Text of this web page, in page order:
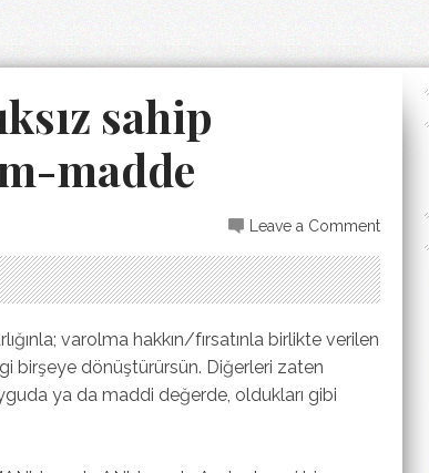
sahip
madde
Leave a Comment
varolma hakkın/fırsatınla birlikte verilen
birşeye dönüştürürsün. Diğerleri zaten
ya da maddi değerde, oldukları gibi